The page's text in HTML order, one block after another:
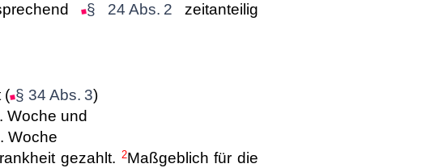
§ 24 Abs. 2 zeitanteilig
( § 34 Abs. 3)
Woche und
Woche
gezahlt. 2Maßgeblich für die